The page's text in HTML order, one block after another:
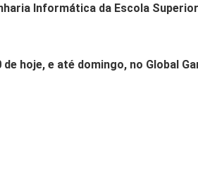
Informática da Escola
hoje, e até domingo, no Global